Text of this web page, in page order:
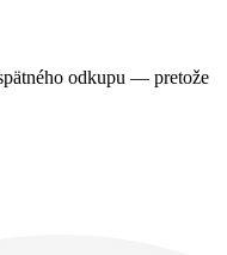
odkupu — pretože